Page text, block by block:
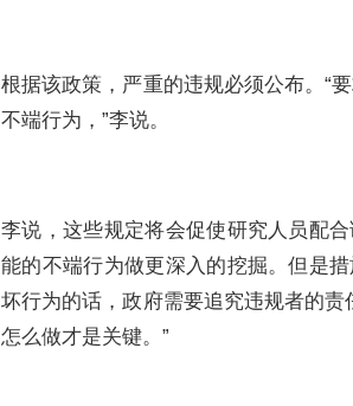
根据该政策，严重的违规必须公布。“
不端行为，”李说。
李说，这些规定将会促使研究人员配
能的不端行为做更深入的挖掘。但是
坏行为的话，政府需要追究违规者的责
怎么做才是关键。”